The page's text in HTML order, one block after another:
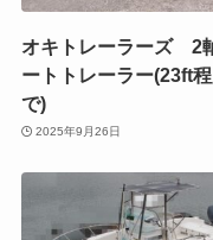
オキトレーラーズ 2
ートトレーラー(23ft程
で)
2025年9月26日